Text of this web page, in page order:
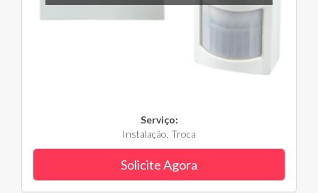
Serviço:
Instalação, Troca
Solicite Agora